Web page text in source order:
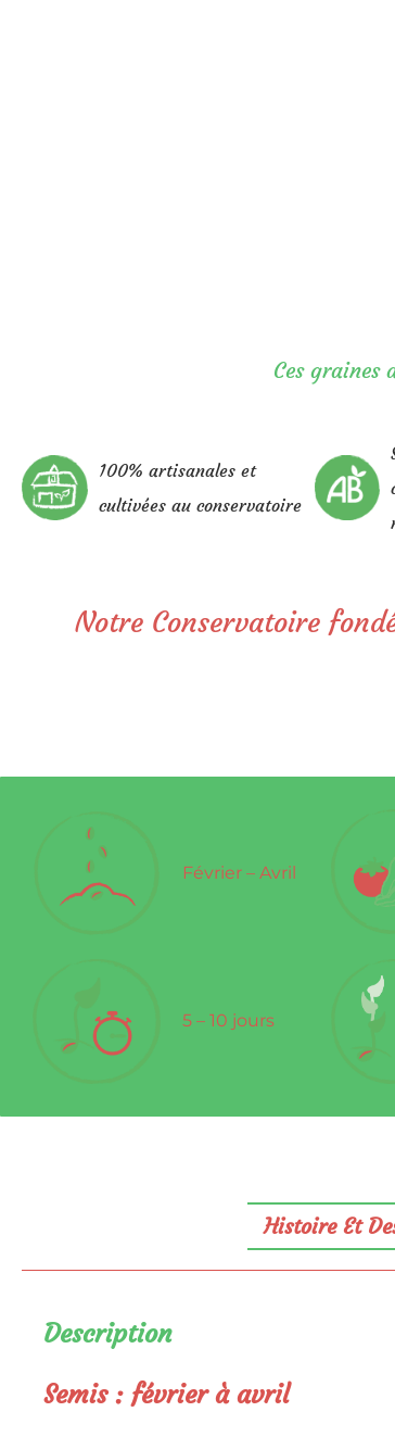
Ces graines
100% artisanales et
cultivées au conservatoire
Notre Conservatoire
Février – Avril
5 – 10 jours
Histoire Et
Description
Semis : février à avril